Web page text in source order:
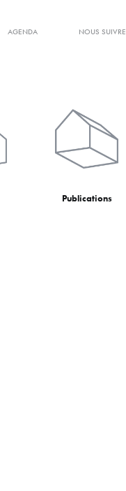
AGENDA NOUS SUIVRE
Publications